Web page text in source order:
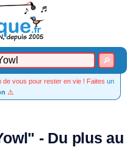
de vous pour rester en vie ! Faites un
⚠️
- Du plus au